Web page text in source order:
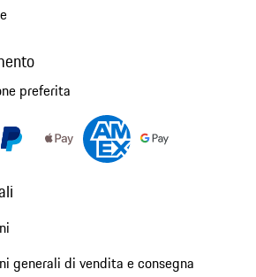
preferita
generali di vendita e consegna